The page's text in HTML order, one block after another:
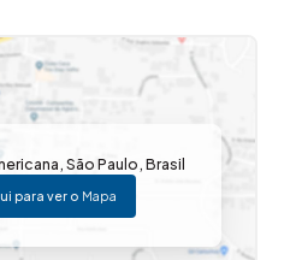
urbanos e comerciais da
Aceita permuta Gostou?
8494 Imovibe Imóveis A
em VOCÊ
,São Paulo,Brasil
para ver o Mapa